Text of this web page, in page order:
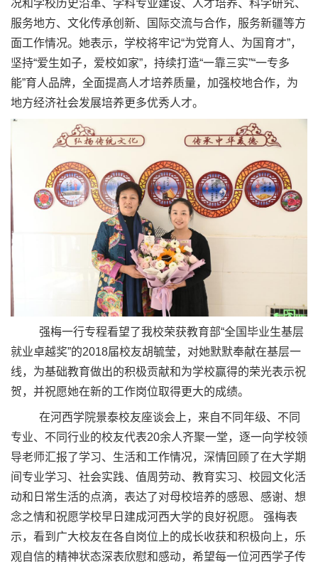
况和学校历史沿革、学科专业建设、人才培养、科学研究、
服务地方、文化传承创新、国际交流与合作，服务新疆等方
面工作情况。她表示，学校将牢记“为党育人、 为国育才”，
坚持“爱生如子，爱校如家”，持续打造“一靠三实”“一专多
能”育人品牌，全面提高人才培养质量，加强校地合作，为
地方经济社会发展培养更多优秀人才。
强梅一行专程看望了我校荣获教育部“全国毕业生基层
就业卓越奖”的2018届校友胡毓莹，对她默默奉献在基层一
线，为基础教育做出的积极贡献和为学校赢得的荣光表示祝
贺，并祝愿她在新的工作岗位取得更大的成绩。
在河西学院景泰校友座谈会上，来自不同年级、不同
专业、不同行业的校友代表20余人齐聚一堂，逐一向学校领
导老师汇报了学习、生活和工作情况，深情回顾了在大学期
间专业学习、社会实践、值周劳动、教育实习、校园文化活
动和日常生活的点滴，表达了对母校培养的感恩、感谢、想
念之情和祝愿学校早日建成河西大学的良好祝愿。 强梅表
示，看到广大校友在各自岗位上的成长收获和积极向上，乐
观自信的精神状态深表欣慰和感动，希望每一位河西学子传